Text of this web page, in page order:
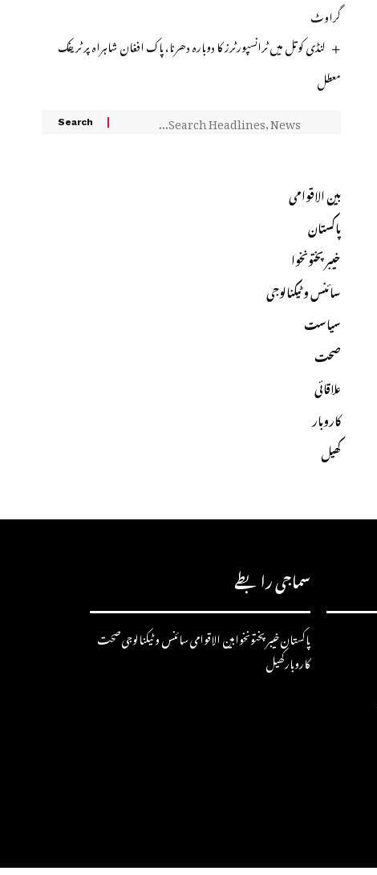
گراوٹ
لنڈی کوتل میں ٹرانسپورٹرز کا دوبارہ دھرنا، پاک افغان شاہراہ پر ٹریفک
معطل
بین الاقوامی
پاکستان
خیبرپختونخوا
سائنس و ٹیکنالوجی
سیاست
صحت
علاقائی
کاروبار
کھیل
سماجی رابطے
پاکستانخیبرپختونخوابین الاقوامیسائنس و ٹیکنالوجیصحت
کاروبارکھیل